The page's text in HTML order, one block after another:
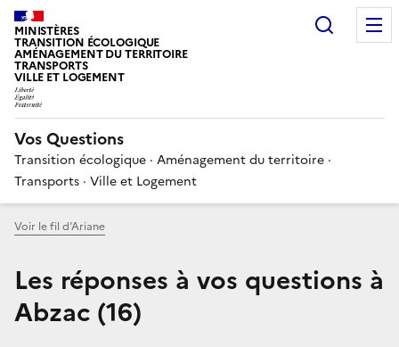
MINISTÈRES
TRANSITION ÉCOLOGIQUE
AMÉNAGEMENT DU TERRITOIRE
TRANSPORTS
VILLE ET LOGEMENT
Vos Questions
Transition écologique · Aménagement du territoire ·
Transports · Ville et Logement
Voir le fil d’Ariane
Les réponses à vos questions à
Abzac (16)